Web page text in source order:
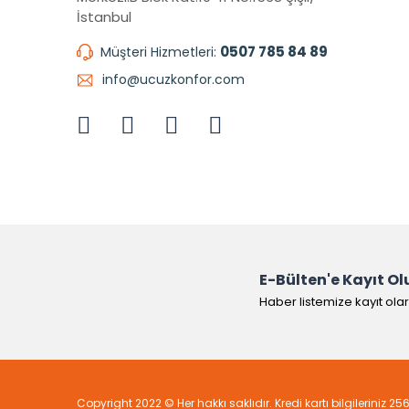
İstanbul
Müşteri Hizmetleri: 0507 785 84 89
info@ucuzkonfor.com
E-Bülten'e Kayıt
Haber listemize kayıt
Copyright 2022 © Her hakkı saklıdır. Kredi kartı bilgileriniz